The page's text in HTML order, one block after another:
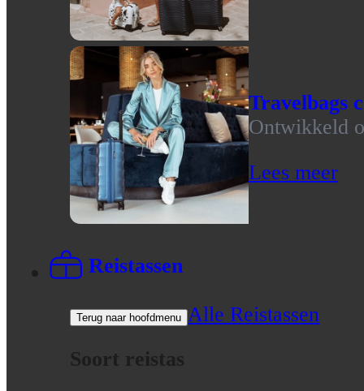
Travelbags
Ontwikkeld
Lees meer
Reistassen
Terug naar hoofdmenu
Alle Reistassen
Soort reistas